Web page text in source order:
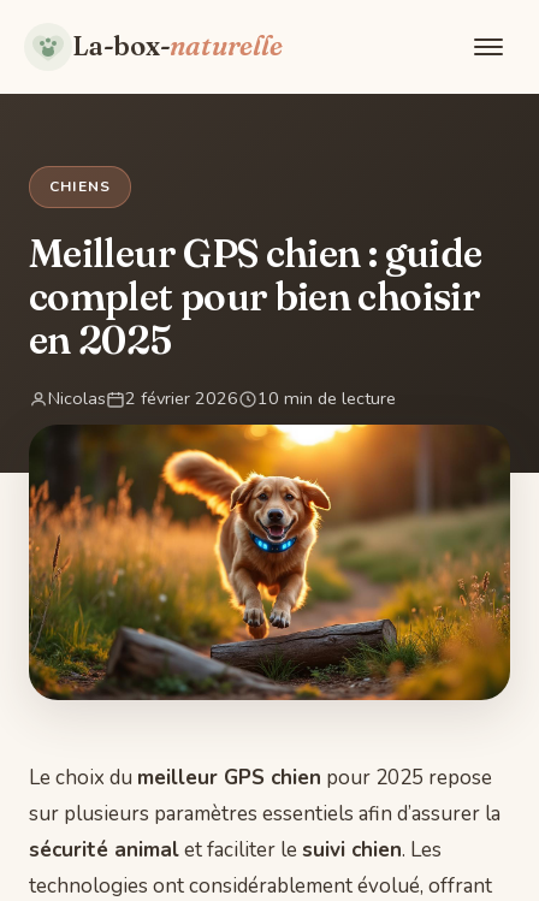
La-box-naturelle
CHIENS
Meilleur GPS chien : guide
complet pour bien choisir
en 2025
Nicolas 2 février 2026 10 min de lecture
Le choix du meilleur GPS chien pour 2025 repose
sur plusieurs paramètres essentiels afin d’assurer la
sécurité animalet faciliter le suivi chien. Les
technologies ont considérablement évolué, offrant